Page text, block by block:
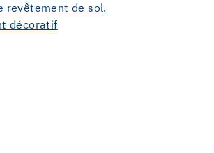
revêtement de sol.
décoratif